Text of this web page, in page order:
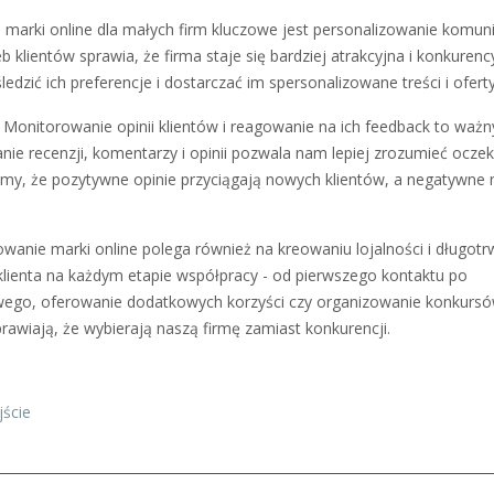
online dla małych firm kluczowe jest personalizowanie
klientów sprawia, że firma staje się bardziej atrakcyjna i
ich preferencje i dostarczać im spersonalizowane treści i
Monitorowanie opinii klientów i reagowanie na ich feedback to
recenzji, komentarzy i opinii pozwala nam lepiej zrozumieć
że pozytywne opinie przyciągają nowych klientów, a negatywne
marki online polega również na kreowaniu lojalności i
na każdym etapie współpracy - od pierwszego kontaktu po
oferowanie dodatkowych korzyści czy organizowanie
że wybierają naszą firmę zamiast konkurencji.